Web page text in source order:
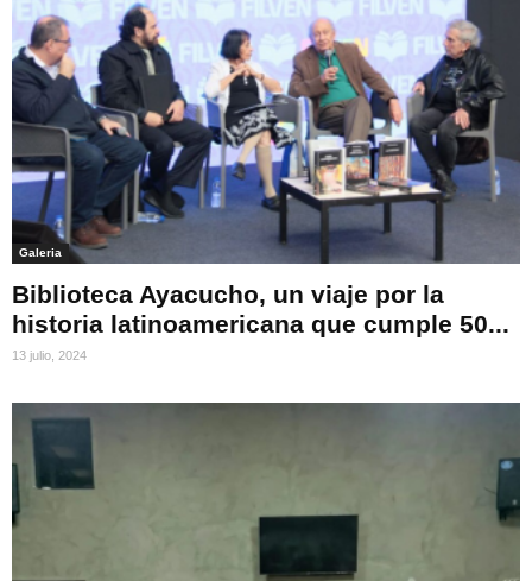
Galeria
Biblioteca Ayacucho, un viaje por la
historia latinoamericana que cumple 50...
13 julio, 2024